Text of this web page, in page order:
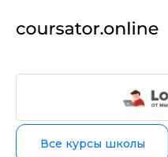
Все курсы школы